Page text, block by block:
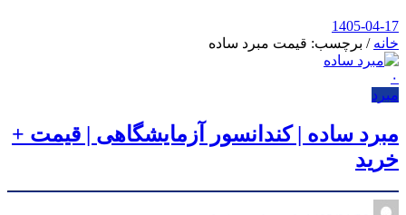
1405-04-17
خانه / برچسب: قیمت مبرد ساده
۰
مبرد
مبرد ساده | کندانسور آزمایشگاهی | قیمت +
خرید